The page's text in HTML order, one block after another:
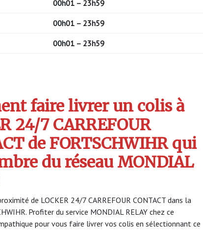
00h01 – 23h59
00h01 – 23h59
00h01 – 23h59
faire livrer un colis à
24/7 CARREFOUR
de FORTSCHWIHR qui
du réseau MONDIAL
de LOCKER 24/7 CARREFOUR CONTACT dans la
Profiter du service MONDIAL RELAY chez ce
pour vous faire livrer vos colis en sélectionnant ce